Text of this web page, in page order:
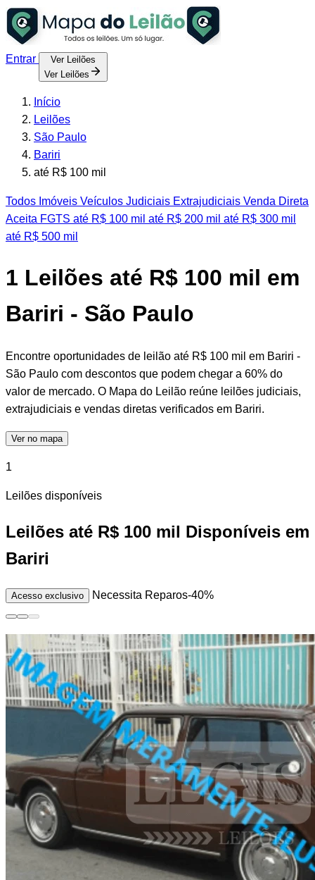
Entrar
Ver Leilões
Ver Leilões
Início
Leilões
São Paulo
Bariri
até R$ 100 mil
Todos Imóveis Veículos Judiciais Extrajudiciais Venda Direta
Aceita FGTS até R$ 100 mil até R$ 200 mil até R$ 300 mil
até R$ 500 mil
1 Leilões até R$ 100 mil em
Bariri - São Paulo
Encontre oportunidades de leilão até R$ 100 mil em Bariri -
São Paulo com descontos que podem chegar a 60% do
valor de mercado. O Mapa do Leilão reúne leilões judiciais,
extrajudiciais e vendas diretas verificados em Bariri.
Ver no mapa
1
Leilões disponíveis
Leilões até R$ 100 mil Disponíveis em
Bariri
Acesso exclusivo Necessita Reparos-40%